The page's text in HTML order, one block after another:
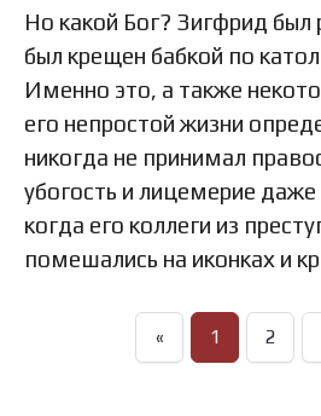
Но какой Бог? Зигфрид
был крещен бабкой по
Именно это, а также
его непростой жизни
никогда не принимал
убогость и лицемерие
когда его коллеги из
помешались на иконках и
« 1 2